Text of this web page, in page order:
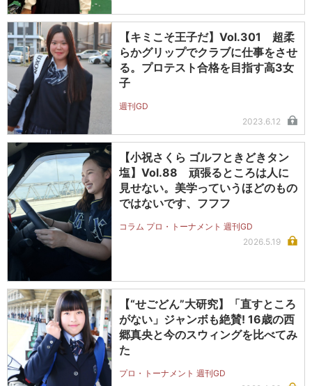
【キミこそ王子だ】Vol.301 超柔
らかグリップでクラブに仕事をさせ
る。プロテスト合格を目指す高3女
子
週刊GD
2023.6.12
【小祝さくら ゴルフときどきタン
塩】Vol.88 頑張るところは人に
見せない。美学っていうほどのもの
ではないです、フフフ
コラム プロ・トーナメント 週刊GD
2026.5.19
【“せごどん”大研究】「直すところ
がない」ジャンボも絶賛! 16歳の西
郷真央と今のスウィングを比べてみ
た
プロ・トーナメント 週刊GD